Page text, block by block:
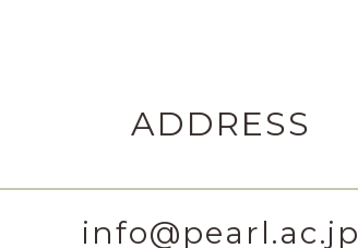
ADDRESS
info@pearl.ac.jp